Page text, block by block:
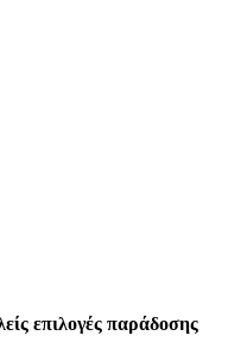
επιλογές παράδοσης